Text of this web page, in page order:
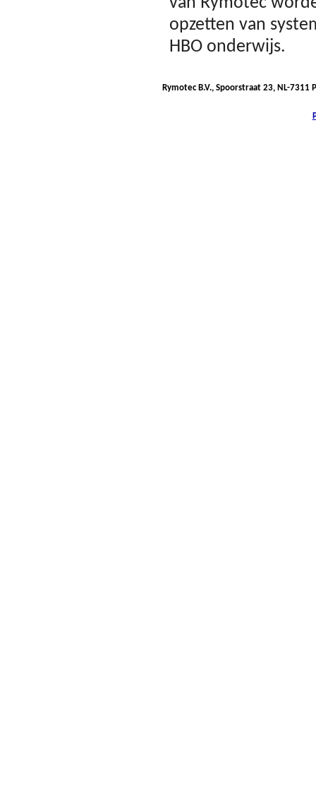
opzetten van
HBO onderwijs.
Rymotec B.V., Spoorstraat 23, NL-